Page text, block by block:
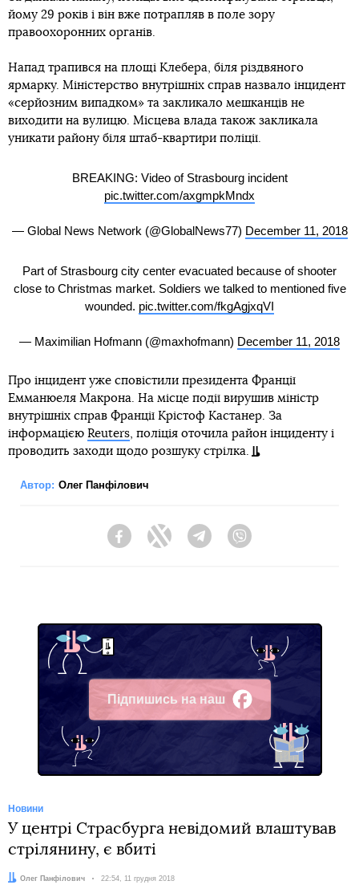
йому 29 років і він вже потрапляв в поле зору
правоохоронних органів.
Напад трапився на площі Клебера, біля різдвяного
ярмарку. Міністерство внутрішніх справ назвало інцидент
«серйозним випадком» та закликало мешканців не
виходити на вулицю. Місцева влада також закликала
уникати району біля штаб-квартири поліції.
BREAKING: Video of Strasbourg incident
pic.twitter.com/axgmpkMndx
— Global News Network (@GlobalNews77) December 11, 2018
Part of Strasbourg city center evacuated because of shooter
close to Christmas market. Soldiers we talked to mentioned five
wounded. pic.twitter.com/fkgAgjxqVI
— Maximilian Hofmann (@maxhofmann) December 11, 2018
Про інцидент уже сповістили президента Франції
Емманюеля Макрона. На місце події вирушив міністр
внутрішніх справ Франції Крістоф Кастанер. За
інформацією Reuters, поліція оточила район інциденту і
проводить заходи щодо розшуку стрілка.
Автор: Олег Панфілович
FacebookTwitter Telegram
Підпишись на наш
Facebook
Новини
У центрі Страсбурга невідомий влаштував
стрілянину, є вбиті
Автор:
Олег Панфілович Дата:
22:54, 11 грудня 2018